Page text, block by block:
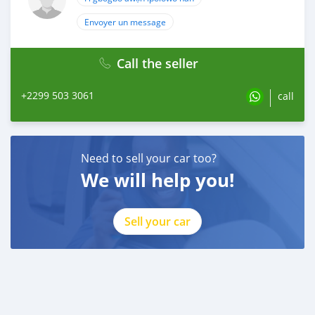
Envoyer un message
Call the seller
+2299 503 3061 call
Need to sell your car too?
We will help you!
Sell your car